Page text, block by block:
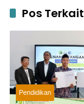
Pos Terkait
Pendidikan